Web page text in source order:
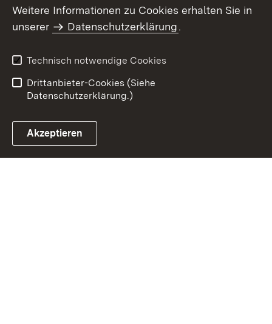
Benutzungshinweise
Erklärung zur
Weitere Informationen zu Cookies erhalten Sie in
unserer
Datenschutzerklärung.
Technisch notwendige Cookies
Drittanbieter-Cookies (Siehe
Datenschutzerklärung.)
Akzeptieren